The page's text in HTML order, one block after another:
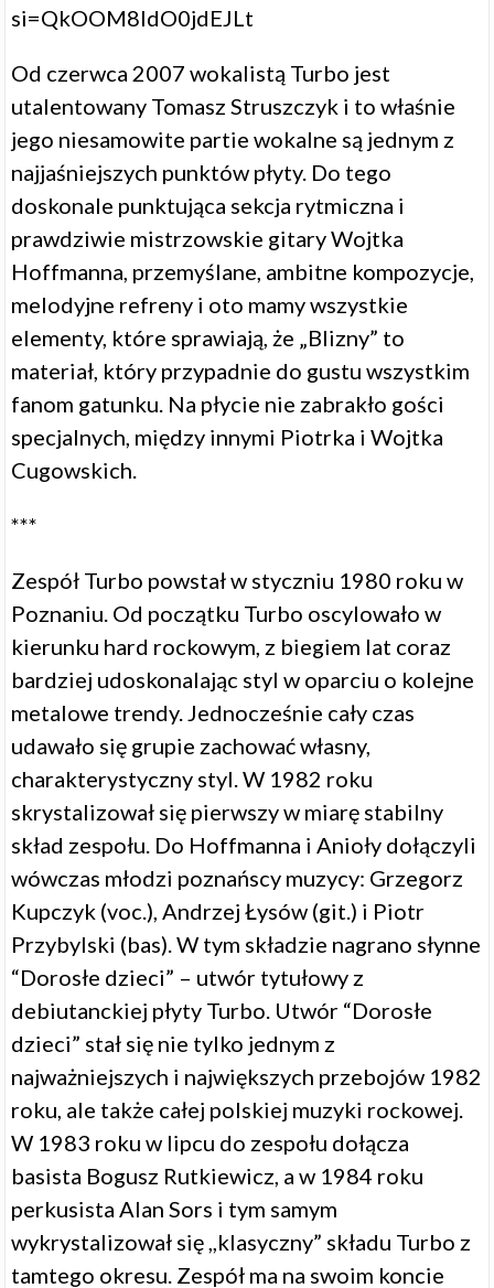
si=QkOOM8IdO0jdEJLt
Od czerwca 2007 wokalistą Turbo jest
utalentowany Tomasz Struszczyk i to właśnie
jego niesamowite partie wokalne są jednym z
najjaśniejszych punktów płyty. Do tego
doskonale punktująca sekcja rytmiczna i
prawdziwie mistrzowskie gitary Wojtka
Hoffmanna, przemyślane, ambitne kompozycje,
melodyjne refreny i oto mamy wszystkie
elementy, które sprawiają, że „Blizny” to
materiał, który przypadnie do gustu wszystkim
fanom gatunku. Na płycie nie zabrakło gości
specjalnych, między innymi Piotrka i Wojtka
Cugowskich.
***
Zespół Turbo powstał w styczniu 1980 roku w
Poznaniu. Od początku Turbo oscylowało w
kierunku hard rockowym, z biegiem lat coraz
bardziej udoskonalając styl w oparciu o kolejne
metalowe trendy. Jednocześnie cały czas
udawało się grupie zachować własny,
charakterystyczny styl. W 1982 roku
skrystalizował się pierwszy w miarę stabilny
skład zespołu. Do Hoffmanna i Anioły dołączyli
wówczas młodzi poznańscy muzycy: Grzegorz
Kupczyk (voc.), Andrzej Łysów (git.) i Piotr
Przybylski (bas). W tym składzie nagrano słynne
“Dorosłe dzieci” – utwór tytułowy z
debiutanckiej płyty Turbo. Utwór “Dorosłe
dzieci” stał się nie tylko jednym z
najważniejszych i największych przebojów 1982
roku, ale także całej polskiej muzyki rockowej.
W 1983 roku w lipcu do zespołu dołącza
basista Bogusz Rutkiewicz, a w 1984 roku
perkusista Alan Sors i tym samym
wykrystalizował się ,,klasyczny” składu Turbo z
tamtego okresu. Zespół ma na swoim koncie